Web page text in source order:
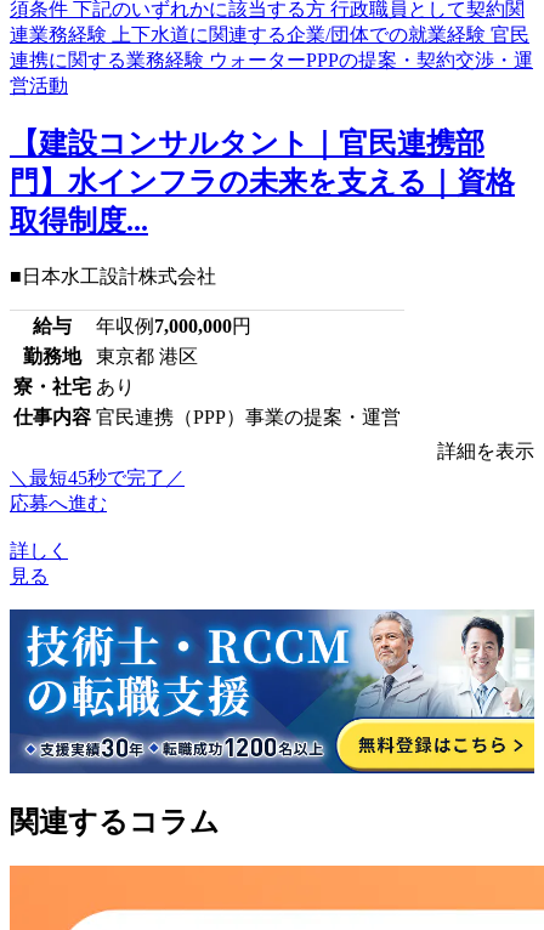
【建設コンサルタント｜官民連携部
門】水インフラの未来を支える｜資格
取得制度...
■日本水工設計株式会社
給与 年収例 7,000,000円
勤務地
東京都 港区
寮・社宅 あり
仕事内容 官民連携（PPP）事業の提案・運営
詳細を表示
＼最短45秒で完了／
応募へ進む
詳しく
見る
関連するコラム